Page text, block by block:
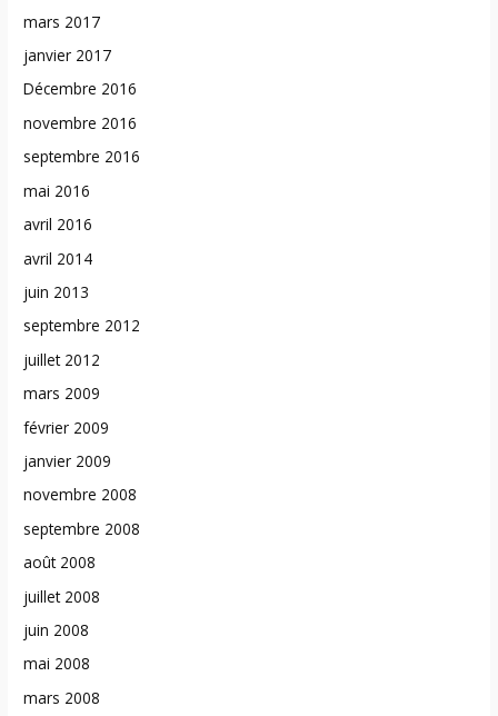
mars 2017
janvier 2017
Décembre 2016
novembre 2016
septembre 2016
mai 2016
avril 2016
avril 2014
juin 2013
septembre 2012
juillet 2012
mars 2009
février 2009
janvier 2009
novembre 2008
septembre 2008
août 2008
juillet 2008
juin 2008
mai 2008
mars 2008